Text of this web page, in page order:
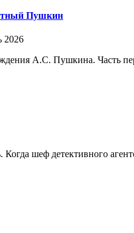
Пушкин
2026
А.С. Пушкина. Часть
шеф детективного